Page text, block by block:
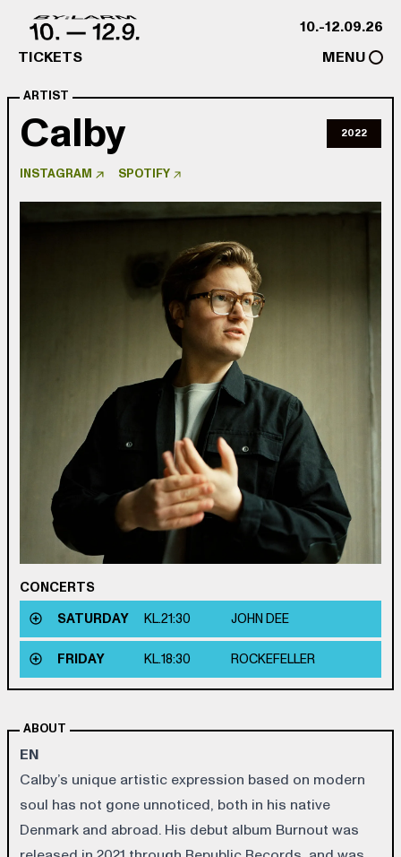
10.-12.09.26
TICKETS
MENU
ARTIST
Calby 2022
INSTAGRAM SPOTIFY
CONCERTS
SATURDAY
KL.21:30 JOHN DEE
FRIDAY KL.18:30 ROCKEFELLER
ABOUT
EN
Calby’s unique artistic expression based on modern
soul has not gone unnoticed, both in his native
Denmark and abroad. His debut album Burnout was